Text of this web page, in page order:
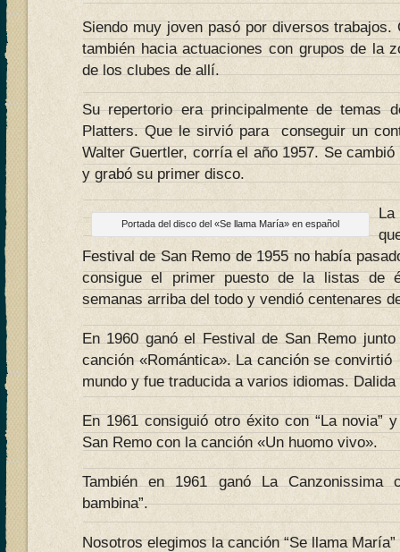
Siendo muy joven pasó por diversos
también hacia actuaciones con grupos de la
de los clubes de allí.
Su repertorio era principalmente de temas
Platters. Que le sirvió para conseguir un
Walter Guertler, corría el año 1957. Se
y grabó su primer disco.
Portada del disco del «Se llama María» en español
Festival de San Remo de 1955 no había
consigue el primer puesto de la listas de
semanas arriba del todo y vendió centenares
En 1960 ganó el Festival de San Remo
canción «Romántica». La canción se
mundo y fue traducida a varios idiomas.
En 1961 consiguió otro éxito con “La novia”
San Remo con la canción «Un huomo vivo».
También en 1961 ganó La Canzonissima
bambina”.
Nosotros elegimos la canción “Se llama